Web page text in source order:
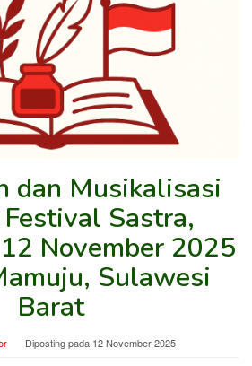
dan Musikalisasi
Sastra,
November 2025
Sulawesi
Barat
Diposting pada 12 November 2025